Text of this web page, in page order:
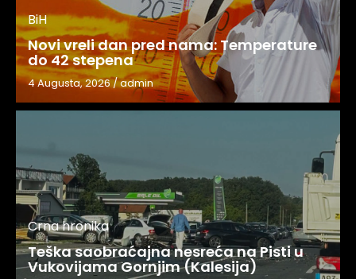
BiH
Novi vreli dan pred nama: Temperature
do 42 stepena
4 Augusta, 2026/admin
Crna hronika
Teška saobraćajna nesreća na Pisti u
Vukovijama Gornjim (Kalesija)